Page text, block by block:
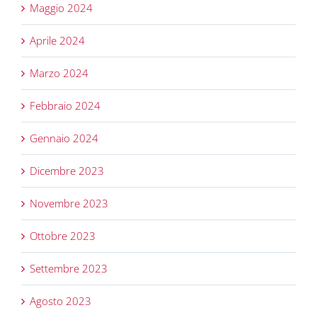
Maggio 2024
Aprile 2024
Marzo 2024
Febbraio 2024
Gennaio 2024
Dicembre 2023
Novembre 2023
Ottobre 2023
Settembre 2023
Agosto 2023